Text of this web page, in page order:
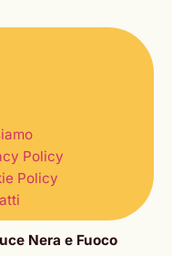
Policy
Policy
Nera e Fuoco